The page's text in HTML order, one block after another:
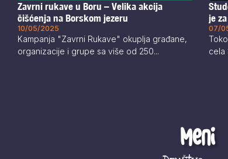
Zavrni rukave u Boru – Velika akcija
čišćenja na Borskom jezeru
10/05/2025
Kampanja "Zavrni Rukave" okuplja građane,
organizacije i grupe sa više od 250...
je
07/
cela
Meni